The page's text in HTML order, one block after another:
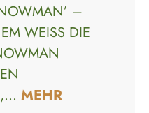
–
WEISS DIE K
B
S
MEHR